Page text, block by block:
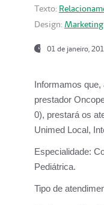
Texto:
Design: Marketing
01 de janeiro,
Informamos que,
prestador
0), prestará os
Unimed Local,
Especialidade:
Pediátrica.
Tipo de